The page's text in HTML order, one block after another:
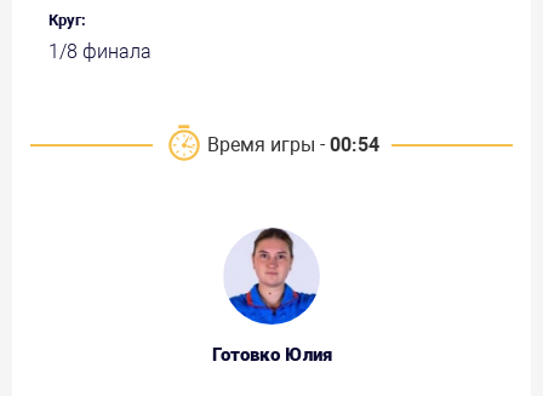
Круг:
1/8 финала
Время игры - 00:54
Готовко Юлия